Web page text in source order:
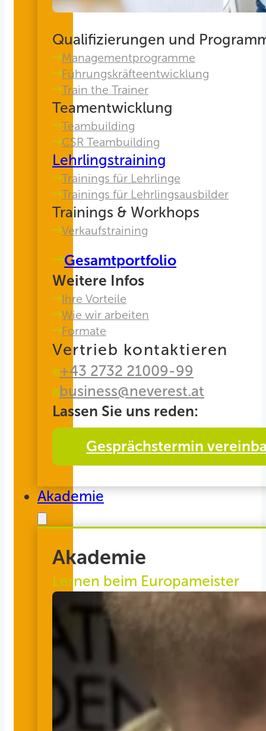
Qualifizierungen und
Managementprogramme
Führungskräfteentwicklung
Train the Trainer
Teamentwicklung
Teambuilding
CSR Teambuilding
Lehrlingstraining
Trainings für Lehrlinge
Trainings für Lehrlingsausbilder
Trainings & Workhops
Verkaufstraining
Gesamtportfolio
Weitere Infos
Ihre Vorteile
Wie wir arbeiten
Formate
Vertrieb kontaktieren
+43 2732 21009-99
business@neverest.at
Lassen Sie uns reden:
Gesprächstermin
Akademie
Akademie
Lernen beim Europameister